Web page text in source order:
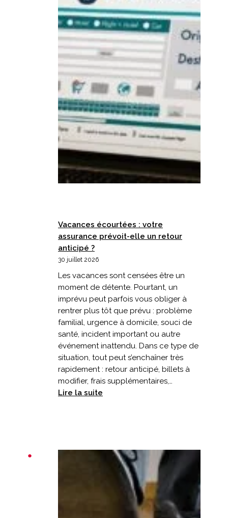
Vacances écourtées : votre
assurance prévoit-elle un retour
anticipé ?
30 juillet 2026
Les vacances sont censées être un
moment de détente. Pourtant, un
imprévu peut parfois vous obliger à
rentrer plus tôt que prévu : problème
familial, urgence à domicile, souci de
santé, incident important ou autre
événement inattendu. Dans ce type de
situation, tout peut s’enchaîner très
rapidement : retour anticipé, billets à
modifier, frais supplémentaires,…
Lire la suite
prévoit-